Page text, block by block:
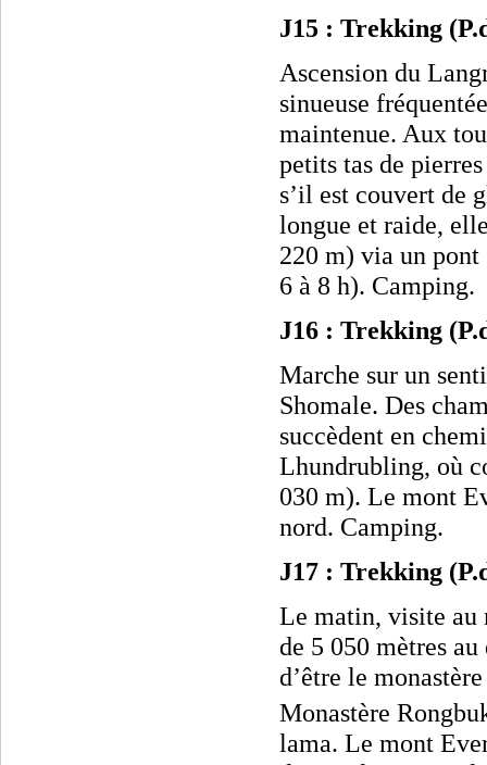
J15 : Trekking
Ascension du
sinueuse
maintenue. Aux
petits tas de
s’il est couvert de
longue et raide,
220 m) via un
6 à 8 h). Camping.
J16 : Trekking
Marche sur un
Shomale. Des
succèdent en
Lhundrubling, où
030 m). Le mont
nord. Camping.
J17 : Trekking
Le matin, visite au
de 5 050 mètres
d’être le
Monastère
lama. Le mont